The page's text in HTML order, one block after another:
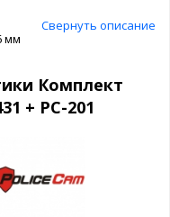
Свернуть описание
мм
Комплект
+ PC-201